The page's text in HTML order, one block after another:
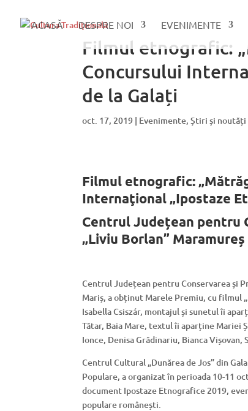
ACASĂ DESPRE NOI EVENIMENTE
Filmul etnografic:
Concursului
de la Galați
oct. 17, 2019 | Evenimente,Știri și noutăți
Filmul etnografic:
Internaţional „Ipostaze
Centrul Județean pentru
„Liviu Borlan”
Centrul Județean pentru Conservarea și
Mariș, a obținut Marele Premiu, cu filmul
Isabella Csiszár, montajul și sunetul îi
Tătar, Baia Mare, textul îi aparține Mariei
Ionce, Denisa Grădinariu, Bianca
Centrul Cultural „Dunărea de Jos” din
Populare, a organizat în perioada 10-11
document Ipostaze Etnografice 2019,
populare românești.